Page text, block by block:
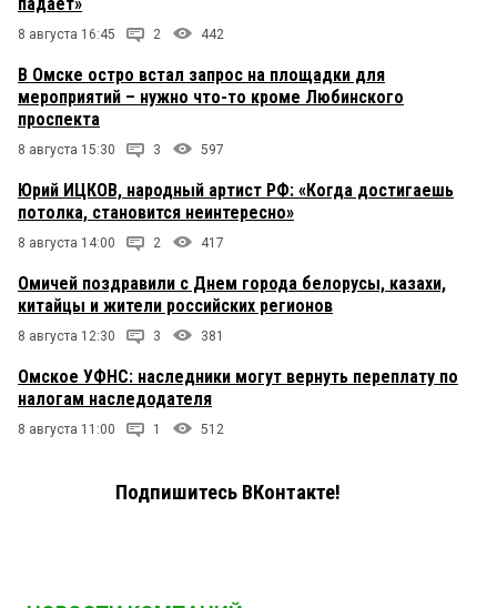
8 августа 16:45 2 442
В Омске остро встал запрос на площадки для
мероприятий – нужно что-то кроме Любинского
проспекта
8 августа 15:30 3 597
Юрий ИЦКОВ, народный артист РФ: «Когда достигаешь
потолка, становится неинтересно»
8 августа 14:00 2 417
Омичей поздравили с Днем города белорусы, казахи,
китайцы и жители российских регионов
8 августа 12:30 3 381
Омское УФНС: наследники могут вернуть переплату по
налогам наследодателя
8 августа 11:00 1 512
Подпишитесь ВКонтакте!